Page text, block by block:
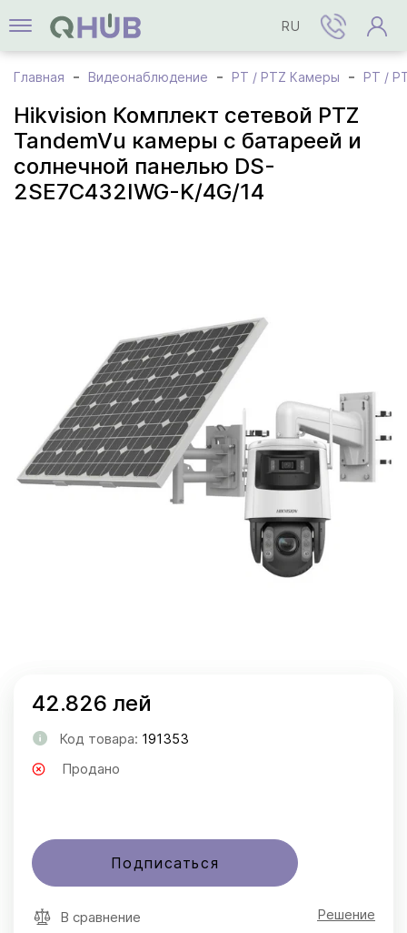
RU
Главная Видеонаблюдение PT / PTZ Камеры PT /
Hikvision Комплект сетевой PTZ
TandemVu камеры c батареей и
солнечной панелью DS-
2SE7C432IWG-K/4G/14
42.826 лей
Код товара: 191353
Продано
Подписаться
В сравнение Решение